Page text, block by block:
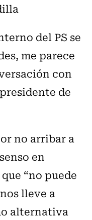
del PS se
me parece
con
de
no arribar a
en
“no puede
lleve a
alternativa